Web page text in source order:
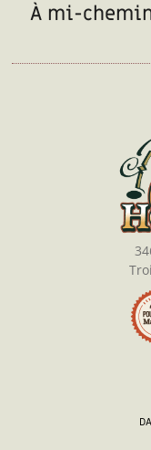
À mi-